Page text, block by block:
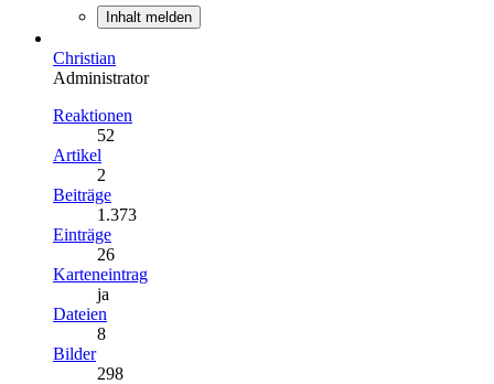
Inhalt melden
Christian
Administrator
Reaktionen
52
Artikel
2
Beiträge
1.373
Einträge
26
Karteneintrag
ja
Dateien
8
Bilder
298